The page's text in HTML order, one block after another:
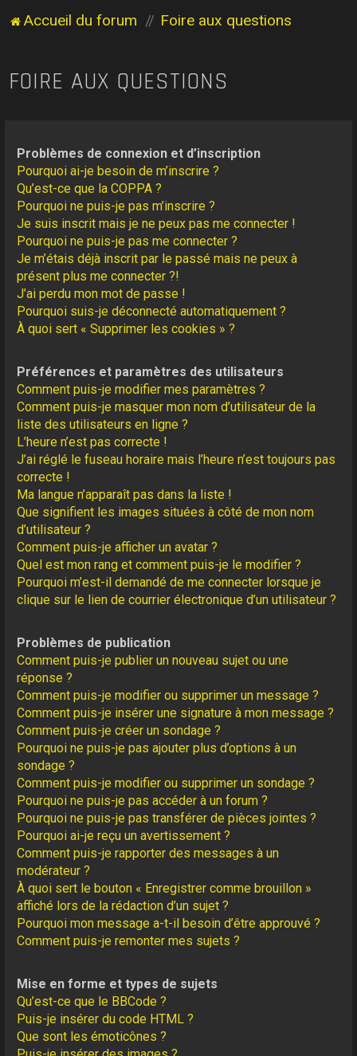
Accueil du forum Foire aux questions
FOIRE AUX QUESTIONS
Problèmes de connexion et d’inscription
Pourquoi ai-je besoin de m’inscrire ?
Qu’est-ce que la COPPA ?
Pourquoi ne puis-je pas m’inscrire ?
Je suis inscrit mais je ne peux pas me connecter !
Pourquoi ne puis-je pas me connecter ?
Je m’étais déjà inscrit par le passé mais ne peux à
présent plus me connecter ?!
J’ai perdu mon mot de passe !
Pourquoi suis-je déconnecté automatiquement ?
À quoi sert « Supprimer les cookies » ?
Préférences et paramètres des utilisateurs
Comment puis-je modifier mes paramètres ?
Comment puis-je masquer mon nom d’utilisateur de la
liste des utilisateurs en ligne ?
L’heure n’est pas correcte !
J’ai réglé le fuseau horaire mais l’heure n’est toujours pas
correcte !
Ma langue n’apparaît pas dans la liste !
Que signifient les images situées à côté de mon nom
d’utilisateur ?
Comment puis-je afficher un avatar ?
Quel est mon rang et comment puis-je le modifier ?
Pourquoi m’est-il demandé de me connecter lorsque je
clique sur le lien de courrier électronique d’un utilisateur ?
Problèmes de publication
Comment puis-je publier un nouveau sujet ou une
réponse ?
Comment puis-je modifier ou supprimer un message ?
Comment puis-je insérer une signature à mon message ?
Comment puis-je créer un sondage ?
Pourquoi ne puis-je pas ajouter plus d’options à un
sondage ?
Comment puis-je modifier ou supprimer un sondage ?
Pourquoi ne puis-je pas accéder à un forum ?
Pourquoi ne puis-je pas transférer de pièces jointes ?
Pourquoi ai-je reçu un avertissement ?
Comment puis-je rapporter des messages à un
modérateur ?
À quoi sert le bouton « Enregistrer comme brouillon »
affiché lors de la rédaction d’un sujet ?
Pourquoi mon message a-t-il besoin d’être approuvé ?
Comment puis-je remonter mes sujets ?
Mise en forme et types de sujets
Qu’est-ce que le BBCode ?
Puis-je insérer du code HTML ?
Que sont les émoticônes ?